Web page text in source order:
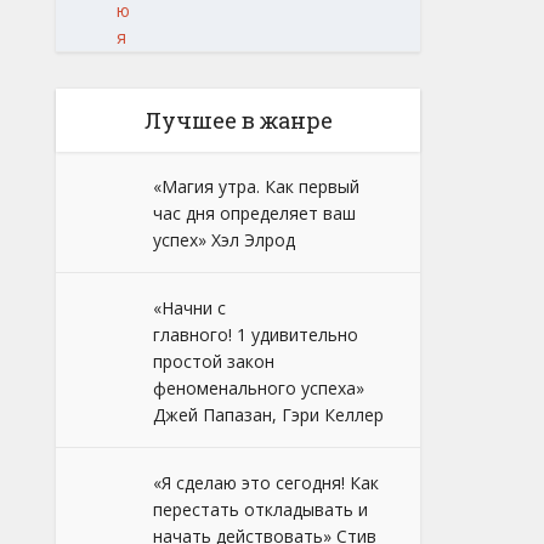
ю
я
Лучшее в жанре
«Магия утра. Как первый
час дня определяет ваш
успех» Хэл Элрод
«Начни с
главного! 1 удивительно
простой закон
феноменального успеха»
Джей Папазан, Гэри Келлер
«Я сделаю это сегодня! Как
перестать откладывать и
начать действовать» Стив